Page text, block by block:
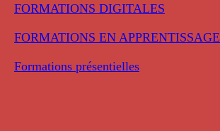
FORMATIONS DIGITALES
FORMATIONS EN APPRENTISSAGE
Formations présentielles